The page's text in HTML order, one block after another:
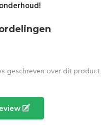
onderhoud!
geschreven over dit product.